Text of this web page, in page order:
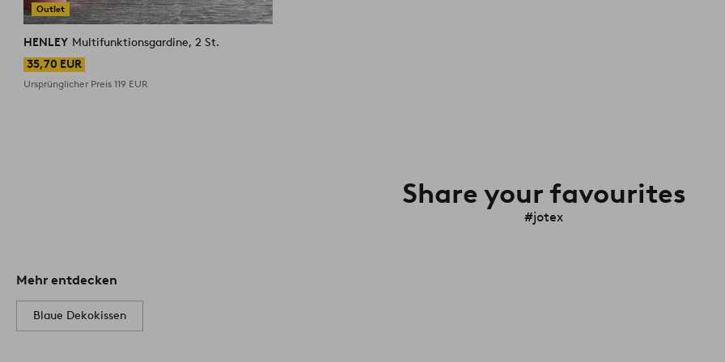
Outlet
HENLEY Multifunktionsgardine, 2 St.
35,70 EUR
Ursprünglicher Preis119 EUR
Share your favourites
#jotex
Mehr entdecken
Blaue Dekokissen